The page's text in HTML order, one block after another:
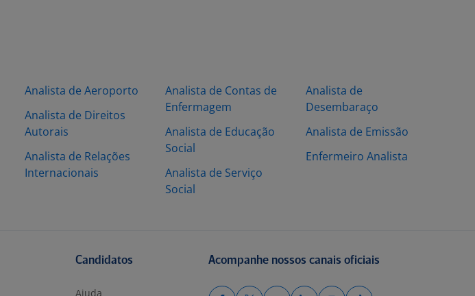
Analista de Aeroporto
Analista de Direitos
Autorais
Analista de Relações
Internacionais
Analista de Contas de
Enfermagem
Analista de Educação
Social
Analista de Serviço
Social
Analista de
Desembaraço
Analista de Emissão
Enfermeiro Analista
Candidatos
Ajuda
Acompanhe nossos canais oficiais